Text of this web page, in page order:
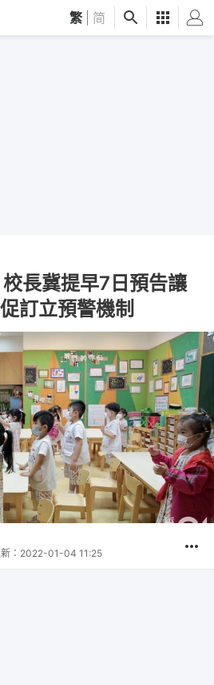
繁 简
長冀提早7日預告讓
訂立預警機制
： 2022-01-04 11:25